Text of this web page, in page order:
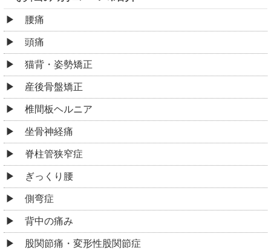
腰痛
頭痛
猫背・姿勢矯正
産後骨盤矯正
椎間板ヘルニア
坐骨神経痛
脊柱管狭窄症
ぎっくり腰
側弯症
背中の痛み
股関節痛・変形性股関節症